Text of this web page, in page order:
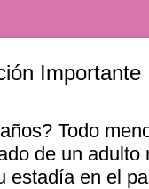
Importante
Todo
de un adulto
estadía en el